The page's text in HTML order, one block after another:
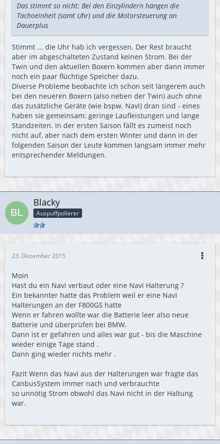
Das stimmt so nicht: Bei den Einzylindern hängen die
Tachoeinheit (samt Uhr) und die Motorsteuerung an
Dauerplus
Stimmt ... die Uhr hab ich vergessen. Der Rest braucht
aber im abgeschalteten Zustand keinen Strom. Bei der
Twin und den aktuellen Boxern kommen aber dann immer
noch ein paar flüchtige Speicher dazu.
Diverse Probleme beobachte ich schon seit längerem auch
bei den neueren Boxern (also neben der Twin) auch ohne
das zusätzliche Geräte (wie bspw. Navi) dran sind - eines
haben sie gemeinsam: geringe Laufleistungen und lange
Standzeiten. In der ersten Saison fällt es zumeist noch
nicht auf, aber nach dem ersten Winter und dann in der
folgenden Saison der Leute kommen langsam immer mehr
entsprechender Meldungen.
Blacky
Auspuffpolierer
23. Dezember 2015
Moin
Hast du ein Navi verbaut oder eine Navi Halterung ?
Ein bekannter hatte das Problem weil er eine Navi
Halterungen an der F800GS hatte
Wenn er fahren wollte war die Batterie leer also neue
Batterie und überprüfen bei BMW.
Dann ist er gefahren und alles war gut - bis die Maschine
wieder einige Tage stand .
Dann ging wieder nichts mehr .
Fazit Wenn das Navi aus der Halterungen war fragte das
CanbusSystem immer nach und verbrauchte
so unnötig Strom obwohl das Navi nicht in der Haltung
war.